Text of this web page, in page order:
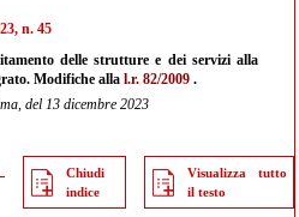
n. 45
delle strutture e dei servizi alla
Modifiche alla l.r. 82/2009 .
del 13 dicembre 2023
Chiudi
indice
Visualizza tutto
il testo